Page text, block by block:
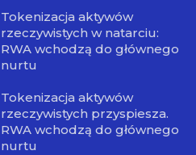
Tokenizacja aktywów
rzeczywistych w natarciu:
RWA wchodzą do głównego
nurtu
Tokenizacja aktywów
rzeczywistych przyspiesza.
RWA wchodzą do głównego
nurtu